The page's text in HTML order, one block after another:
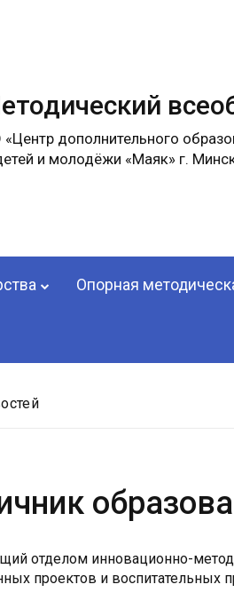
дополнительного
и молодёжи «Маяк» г.
Опорная
отделом инновационно-
проектов и воспитательных